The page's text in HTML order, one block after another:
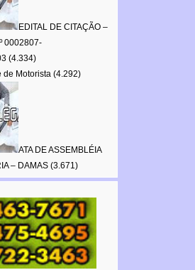
EDITAL DE CITAÇÃO –
0002807-
(4.334)
de Motorista (4.292)
ATA DE ASSEMBLÉIA
– DAMAS (3.671)